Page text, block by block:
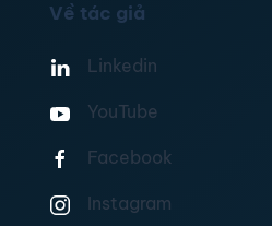
Về tác giả
Linkedin
YouTube
Facebook
Instagram